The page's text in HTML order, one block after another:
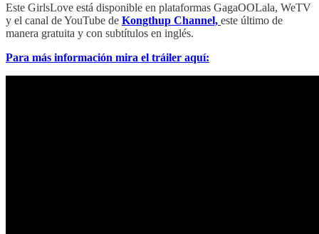
Este GirlsLove está disponible en plataformas GagaOOLala, WeTV
y el canal de YouTube de Kongthup Channel, este último de
manera gratuita y con subtítulos en inglés.
Para más información mira el tráiler aquí: